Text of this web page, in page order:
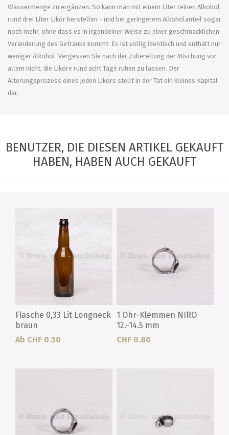
Wassermenge zu ergänzen. So kann man mit einem Liter reinen Alkohol
rund drei Liter Likör herstellen - und bei geringerem Alkoholanteil sogar
noch mehr, ohne dass es in irgendeiner Weise zu einer geschmacklichen
Veränderung des Getränks kommt: Es ist völlig identisch und enthält nur
weniger Alkohol. Vergessen Sie nach der Zubereitung der Mischung vor
allem nicht, die Liköre rund acht Tage ruhen zu lassen. Der
Alterungsprozess eines jeden Likörs stellt in der Tat ein kleines Kapital
dar.
BENUTZER, DIE DIESEN ARTIKEL GEKAUFT
HABEN, HABEN AUCH GEKAUFT
Flasche 0,33 Lit Longneck
braun
Ab CHF 0.50
1 Ohr-Klemmen NIRO
12.-14.5 mm
CHF 0.80